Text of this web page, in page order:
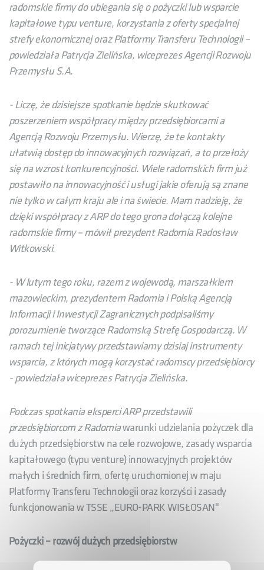
radomskie firmy do ubiegania się o pożyczki lub wsparcie
kapitałowe typu venture, korzystania z oferty specjalnej
strefy ekonomicznej oraz Platformy Transferu Technologii –
powiedziała Patrycja Zielińska, wiceprezes Agencji Rozwoju
Przemysłu S.A.
- Liczę, że dzisiejsze spotkanie będzie skutkować
poszerzeniem współpracy między przedsiębiorcami a
Agencją Rozwoju Przemysłu. Wierzę, że te kontakty
ułatwią dostęp do innowacyjnych rozwiązań, a to przełoży
się na wzrost konkurencyjności. Wiele radomskich firm już
postawiło na innowacyjność i usługi jakie oferują są znane
nie tylko w całym kraju ale i na świecie. Mam nadzieję, że
dzięki współpracy z ARP do tego grona dołączą kolejne
radomskie firmy – mówił prezydent Radomia Radosław
Witkowski.
- W lutym tego roku, razem z wojewodą, marszałkiem
mazowieckim, prezydentem Radomia i Polską Agencją
Informacji i Inwestycji Zagranicznych podpisaliśmy
porozumienie tworzące Radomską Strefę Gospodarczą. W
ramach tej inicjatywy przedstawiamy dzisiaj instrumenty
wsparcia, z których mogą korzystać radomscy przedsiębiorcy
- powiedziała wiceprezes Patrycja Zielińska.
Podczas spotkania eksperci ARP przedstawili
przedsiębiorcom z Radomiawarunki udzielania pożyczek dla
dużych przedsiębiorstw na cele rozwojowe, zasady wsparcia
kapitałowego (typu venture) innowacyjnych projektów
małych i średnich firm, ofertę uruchomionej w maju
Platformy Transferu Technologii oraz korzyści i zasady
funkcjonowania w TSSE „EURO-PARK WISŁOSAN"
Pożyczki – rozwój dużych przedsiębiorstw